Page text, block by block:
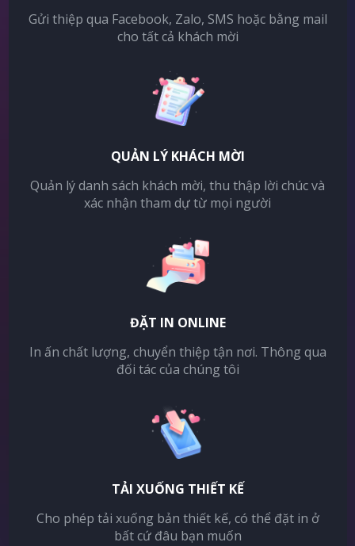
Gửi thiệp qua Facebook, Zalo, SMS hoặc bằng mail
cho tất cả khách mời
QUẢN LÝ KHÁCH MỜI
Quản lý danh sách khách mời, thu thập lời chúc và
xác nhận tham dự từ mọi người
ĐẶT IN ONLINE
In ấn chất lượng, chuyển thiệp tận nơi. Thông qua
đối tác của chúng tôi
TẢI XUỐNG THIẾT KẾ
Cho phép tải xuống bản thiết kế, có thể đặt in ở
bất cứ đâu bạn muốn